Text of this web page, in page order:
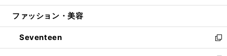
開
ウ
開
く
ン
ウ
で
開
ウ
ン
ド
ウ
ファッション・美容
Seventeen
新
し